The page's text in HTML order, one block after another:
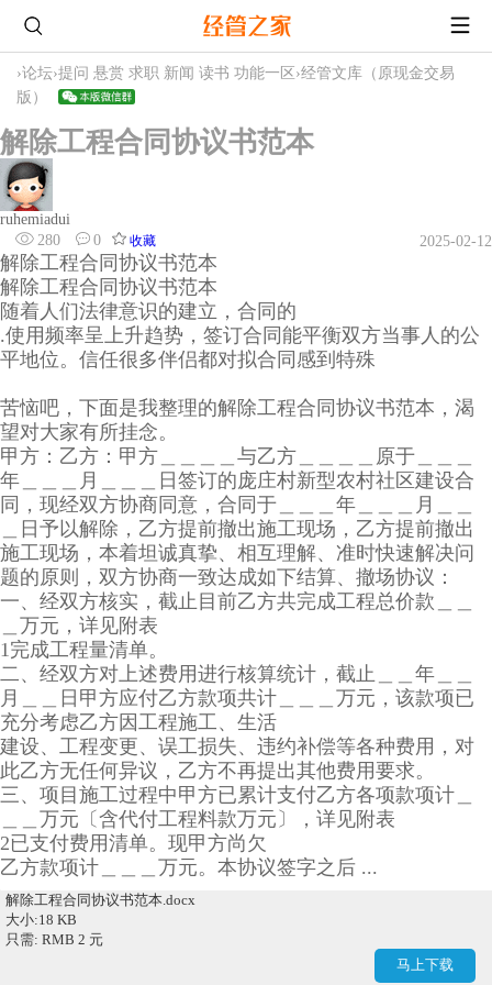
›论坛›提问 悬赏 求职 新闻 读书 功能一区 ›经管文库（原现金交易
版）
解除工程合同协议书范本
ruhemiadui
280
0 收藏 2025-02-12
解除工程合同协议书范本
解除工程合同协议书范本
随着人们法律意识的建立，合同的
.使用频率呈上升趋势，签订合同能平衡双方当事人的公
平地位。信任很多伴侣都对拟合同感到特殊
苦恼吧，下面是我整理的解除工程合同协议书范本，渴
望对大家有所挂念。
甲方：乙方：甲方＿＿＿＿与乙方＿＿＿＿原于＿＿＿
年＿＿＿月＿＿＿日签订的庞庄村新型农村社区建设合
同，现经双方协商同意，合同于＿＿＿年＿＿＿月＿＿
＿日予以解除，乙方提前撤出施工现场，乙方提前撤出
施工现场，本着坦诚真挚、相互理解、准时快速解决问
题的原则，双方协商一致达成如下结算、撤场协议：
一、经双方核实，截止目前乙方共完成工程总价款＿＿
＿万元，详见附表
1完成工程量清单。
二、经双方对上述费用进行核算统计，截止＿＿年＿＿
月＿＿日甲方应付乙方款项共计＿＿＿万元，该款项已
充分考虑乙方因工程施工、生活
建设、工程变更、误工损失、违约补偿等各种费用，对
此乙方无任何异议，乙方不再提出其他费用要求。
三、项目施工过程中甲方已累计支付乙方各项款项计＿
＿＿万元〔含代付工程料款万元〕，详见附表
2已支付费用清单。现甲方尚欠
乙方款项计＿＿＿万元。本协议签字之后 ...
解除工程合同协议书范本.docx
大小:18 KB
只需: RMB 2 元
马上下载